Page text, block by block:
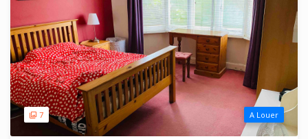
7 A Louer